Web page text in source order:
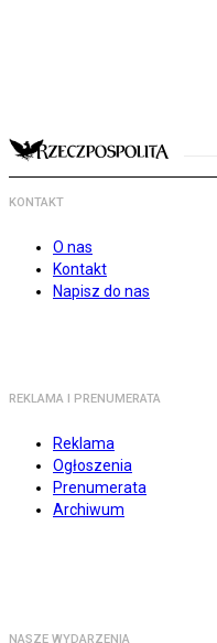
KONTAKT
O nas
Kontakt
Napisz do nas
REKLAMA I PRENUMERATA
Reklama
Ogłoszenia
Prenumerata
Archiwum
NASZE WYDARZENIA